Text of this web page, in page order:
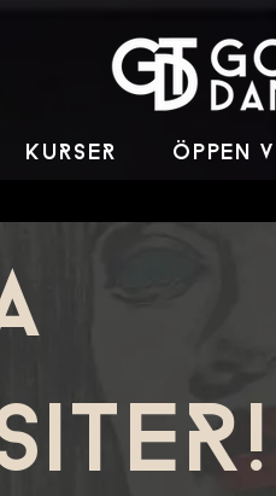
KUrSEr ÖPPEN